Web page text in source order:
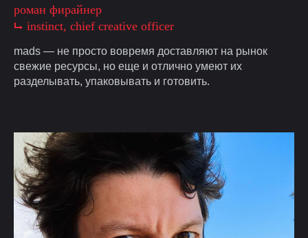
роман фирайнер
⮡ instinct, chief creative officer
mads — не просто вовремя доставляют на рынок
свежие ресурсы, но еще и отлично умеют их
разделывать, упаковывать и готовить.